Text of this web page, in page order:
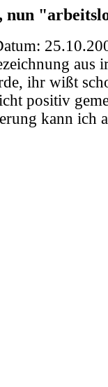
nun
aus
ihr wißt
positiv
kann ich